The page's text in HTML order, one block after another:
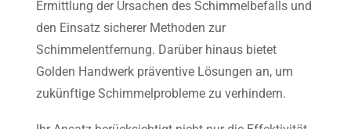
Ermittlung der Ursachen des Schimmelbefalls und
den Einsatz sicherer Methoden zur
Schimmelentfernung. Darüber hinaus bietet
Golden Handwerk präventive Lösungen an, um
zukünftige Schimmelprobleme zu verhindern.